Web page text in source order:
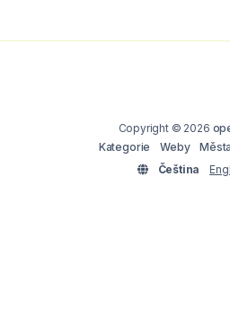
Copyright © 2026
Kategorie
Weby Města
Čeština